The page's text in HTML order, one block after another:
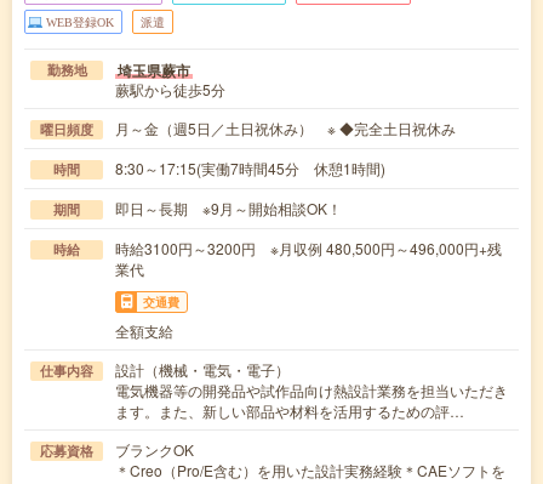
WEB登録OK 派遣
勤務地 埼玉県蕨市
蕨駅から徒歩5分
曜日頻度 月～金（週5日／土日祝休み） ※ ◆完全土日祝休み
時間 8:30～17:15(実働7時間45分 休憩1時間)
期間 即日～長期 ※9月～開始相談OK！
時給
時給3100円～3200円 ※月収例 480,500円～496,000円+残
業代
交通費
全額支給
仕事内容
設計（機械・電気・電子）
電気機器等の開発品や試作品向け熱設計業務を担当いただき
ます。また、新しい部品や材料を活用するための評…
応募資格
ブランクOK
＊Creo（Pro/E含む）を用いた設計実務経験＊CAEソフトを